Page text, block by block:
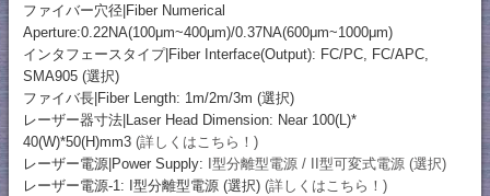
ファイバー穴径|Fiber Numerical
Aperture:0.22NA(100μm~400μm)/0.37NA(600μm~1000μm)
インタフェースタイプ|Fiber Interface(Output): FC/PC, FC/APC,
SMA905 (選択)
ファイバ長|Fiber Length: 1m/2m/3m (選択)
レーザー器寸法|Laser Head Dimension: Near 100(L)*
40(W)*50(H)mm3 (詳しくはこちら！)
レーザー電源|Power Supply: I型分離型電源 / II型可変式電源 (選択)
レーザー電源-1: I型分離型電源 (選択) (詳しくはこちら！)